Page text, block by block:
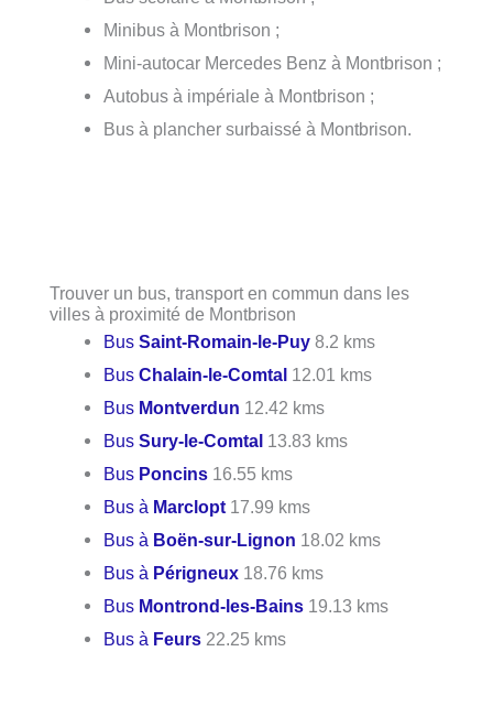
Minibus à Montbrison ;
Mini-autocar Mercedes Benz à Montbrison ;
Autobus à impériale à Montbrison ;
Bus à plancher surbaissé à Montbrison.
Trouver un bus, transport en commun dans les
villes à proximité de Montbrison
BusSaint-Romain-le-Puy 8.2 kms
BusChalain-le-Comtal 12.01 kms
Bus Montverdun 12.42 kms
BusSury-le-Comtal 13.83 kms
Bus Poncins 16.55 kms
Bus à Marclopt 17.99 kms
Bus à Boën-sur-Lignon 18.02 kms
Bus à Périgneux 18.76 kms
Bus Montrond-les-Bains 19.13 kms
Bus à Feurs 22.25 kms